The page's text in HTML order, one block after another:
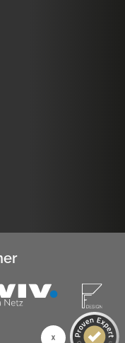
SEHR GUT
1k+ Kundenbewertungen
Bewertungen auf
ProvenExpert.com
7
Profil werfen